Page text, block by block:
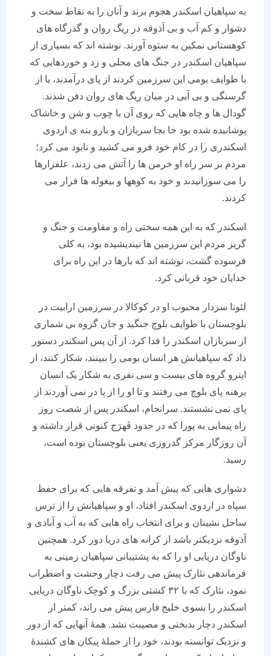
به سپاهیان اسکندر هجوم برند و آنان را به نقاط سخت و
دشوار و کم آب و بی آذوقه در ریگ روان و گذرگاه های
کوهستانی نمکین به ستوه آورند. نوشته اند که بسیاری از
سپاهیان اسکندر در جنگ های محلی و زد و خوردهایی که
با طوایف بومی این سرزمین کردند از پای درآمدند، یا از
گرسنگی و بی آبی در میان ریگ های روان دفن شدند.
گودال ها و چاه هایی که روی آن با چوب و شن و خاشاک
پوشانیده شده بود جا بجا سربازان و بارو بنه ی اردوی
اسکندری را در کام خود فرو می کشید و نابود می کرد؛
مردم بر سر راه او خرمن ها را آتش می زدند، علفزارها
را می سوزانیدند و خود به کوهها و بیغوله ها فرار می
کردند.
اسکندر که به این همه سختی راه و مقاومت و جنگ و
گریز مردم این سرزمین ها نیندیشیده بود، به کلی
فرسوده گشت، نوشته اند که بارها در این راه برای
خدایان خود قربانی کرد.
لئونا سردار محبوب او در کوکالا در سرزمین ارابیت در
بلوچستان با طوایف بلوچ جنگید و جان گروه بی شماری
از سربازان اسکندر را فدا کرد. از آن پس اسکندر دستور
داد که سپاهیانش هر انسان بومی را ببینند، شکار کنند، از
اینرو گروه های بیست و سی نفری به شکار یک انسان
برهنه پای بلوچ می رفتند و تا او را از پا در نمی آوردند از
پای نمی نشستند. سرانجام، اسکندر پس از شصت روز
راه پیمایی به پورا که در حدود فَهرَج کنونی قرار داشته و
آن روزگار مرکز گدروزی یعنی بلوچستان بوده است،
دشواری هایی که پیش آمد و تفرقه هایی که برای حفظ
سپاه در اردوی اسکندر افتاد، او و سپاهیانش را از ترس
ساحل نشینان و برای انتخاب راه هایی که به آب و آبادی و
آذوقه نزدیکتر باشد از کرانه های دریا دور کرد. همچنین
ناوگان دریایی او را که به پشتیبانی سپاهیان زمینی به
فرماندهی نئارک پیش می رفت دچار وحشت و اضطراب
نمود، نئارک که با ۳۲ کشتی بزرگ و کوچک ناوگان دریایی
اسکندر را بسوی خلیج فارس پیش می راند، کمتر از
اسکندر دچار بدبختی و مصیبت نشد. همۀ آنهایی که از دور
و نزدیک توانسته بودند، خود را از حملۀ پیکان های کشندۀ